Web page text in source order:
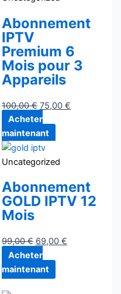
Abonnement
IPTV
Premium 6
Mois pour 3
Appareils
100,00€ 75,00 €
Acheter
maintenant
Uncategorized
Abonnement
GOLD IPTV 12
Mois
99,00€ 69,00 €
Acheter
maintenant